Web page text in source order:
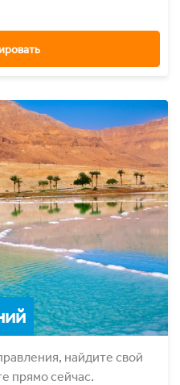
найдите свой
прямо сейчас.